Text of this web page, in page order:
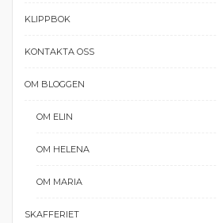
KLIPPBOK
KONTAKTA OSS
OM BLOGGEN
OM ELIN
OM HELENA
OM MARIA
SKAFFERIET